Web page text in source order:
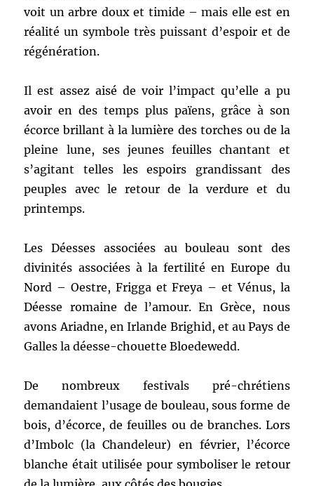
voit un arbre doux et timide – mais elle est en
réalité un symbole très puissant d’espoir et de
régénération.
Il est assez aisé de voir l’impact qu’elle a pu
avoir en des temps plus païens, grâce à son
écorce brillant à la lumière des torches ou de la
pleine lune, ses jeunes feuilles chantant et
s’agitant telles les espoirs grandissant des
peuples avec le retour de la verdure et du
printemps.
Les Déesses associées au bouleau sont des
divinités associées à la fertilité en Europe du
Nord – Oestre, Frigga et Freya – et Vénus, la
Déesse romaine de l’amour. En Grèce, nous
avons Ariadne, en Irlande Brighid, et au Pays de
Galles la déesse-chouette Bloedewedd.
De nombreux festivals pré-chrétiens
demandaient l’usage de bouleau, sous forme de
bois, d’écorce, de feuilles ou de branches. Lors
d’Imbolc (la Chandeleur) en février, l’écorce
blanche était utilisée pour symboliser le retour